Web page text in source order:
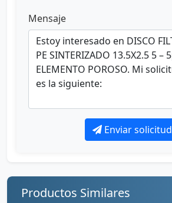
Mensaje
Enviar solicitud
Productos Similares